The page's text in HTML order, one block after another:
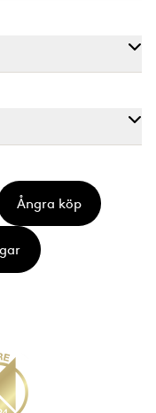
Ångra köp